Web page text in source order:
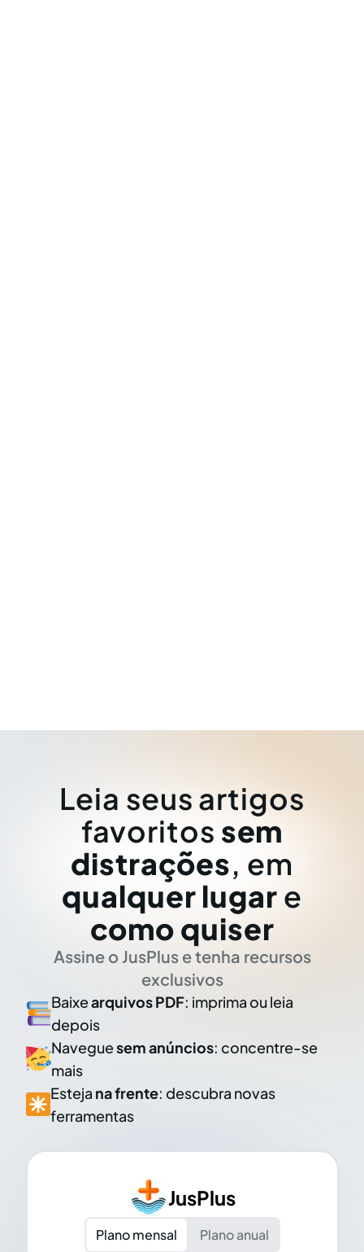
Leia seus artigos
favoritos sem
distrações, em
qualquer lugar e
como quiser
Assine o JusPlus e tenha recursos
exclusivos
Baixearquivos PDF: imprima ou leia
depois
Naveguesem anúncios: concentre-se
mais
Esteja na frente: descubra novas
ferramentas
JusPlus
Plano mensal
Plano anual